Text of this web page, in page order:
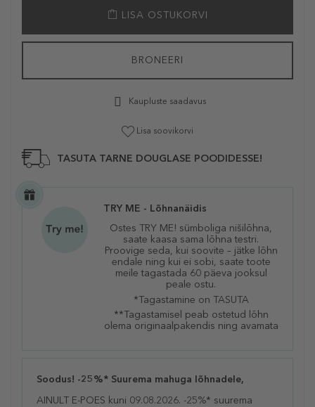
LISA OSTUKORVI
BRONEERI
Kaupluste saadavus
Lisa soovikorvi
TASUTA TARNE DOUGLASE POODIDESSE!
TRY ME - Lõhnanäidis
Ostes TRY ME! sümboliga nišilõhna,
saate kaasa sama lõhna testri.
Proovige seda, kui soovite – jätke lõhn
endale ning kui ei sobi, saate toote
meile tagastada 60 päeva jooksul
peale ostu.
*Tagastamine on TASUTA
**Tagastamisel peab ostetud lõhn
olema originaalpakendis ning avamata
Soodus! -25%* Suurema mahuga lõhnadele,
AINULT E-POES kuni 09.08.2026. -25%* suurema